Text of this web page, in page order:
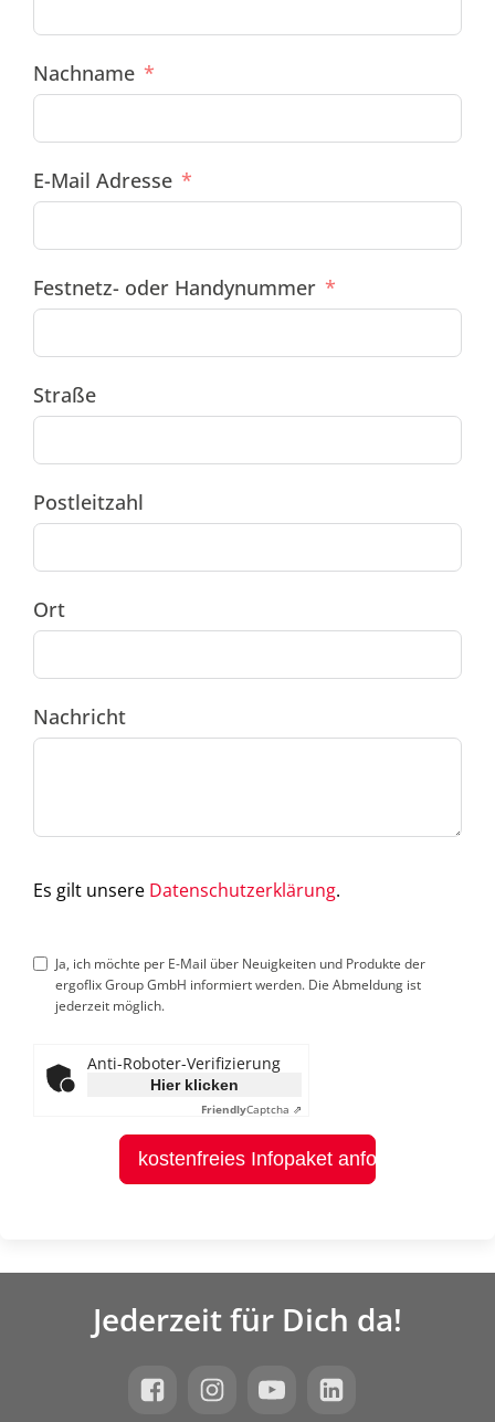
Nachname
E-Mail Adresse
Festnetz- oder Handynummer
Straße
Postleitzahl
Ort
Nachricht
Es gilt unsere Datenschutzerklärung.
Ja, ich möchte per E-Mail über Neuigkeiten und Produkte der
ergoflix Group GmbH informiert werden. Die Abmeldung ist
jederzeit möglich.
Anti-Roboter-Verifizierung
Hier klicken
FriendlyCaptcha ⇗
kostenfreies Infopaket anfordern
Jederzeit für Dich da!